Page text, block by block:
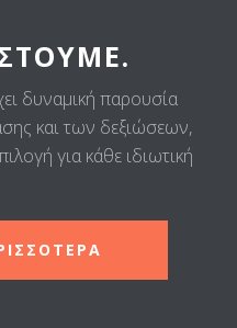
δυναμική παρουσία
και των δεξιώσεων,
για κάθε ιδιωτική